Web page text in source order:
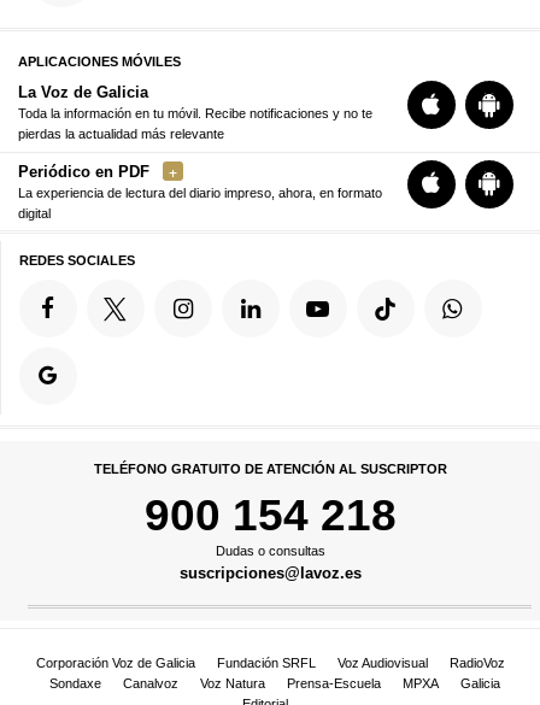
APLICACIONES MÓVILES
La Voz de Galicia
Toda la información en tu móvil. Recibe notificaciones y no te
pierdas la actualidad más relevante
Periódico en PDF
La experiencia de lectura del diario impreso, ahora, en formato
digital
REDES SOCIALES
TELÉFONO GRATUITO DE ATENCIÓN AL SUSCRIPTOR
900 154 218
Dudas o consultas
suscripciones@lavoz.es
Corporación Voz de Galicia Fundación SRFL Voz Audiovisual
RadioVoz
Sondaxe
Canalvoz Voz Natura Prensa-Escuela MPXA
Galicia